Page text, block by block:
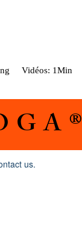
Vidéos: 1Min
us.